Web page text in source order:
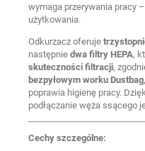
wymaga przerywania pracy
użytkowania.
Odkurzacz oferuje
następnie dwa filtry HEPA,
skuteczności filtracji,
bezpyłowym worku Dustbag
poprawia higienę pracy.
podłączanie węża ssącego
Cechy szczególne: